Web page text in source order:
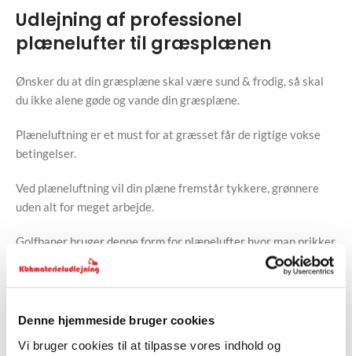
Denne hjemmeside bruger cookies
Vi bruger cookies til at tilpasse vores indhold og
Udlejning af professionel
plænelufter til græsplænen
Ønsker du at din græsplæne skal være sund & frodig, så skal
du ikke alene gøde og vande din græsplæne.
Plæneluftning er et must for at græsset får de rigtige vokse
betingelser.
Ved plæneluftning vil din plæne fremstår tykkere, grønnere
uden alt for meget arbejde.
Golfbaner bruger denne form for plænelufter hvor man prikker
en masse huller i plænen, så rødderne kan få luft og næring.
Hvad luftning af plænen går ud på